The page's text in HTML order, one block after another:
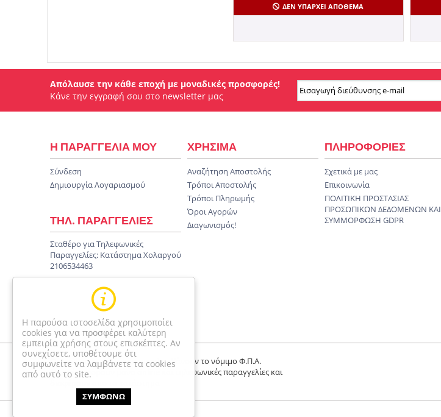
Η παρούσα ιστοσελίδα χρησιμοποίει
cookies για να προσφέρει καλύτερη
εμπειρία χρήσης στους επισκέπτες. Αν
συνεχίσετε, υποθέτουμε ότι
συμφωνείτε να λαμβάνετε τα cookies
από αυτό το site.
ΣΥΜΦΩΝΩ
ΔΕΝ ΥΠΆΡΧΕΙ ΑΠΌΘΕΜΑ
Απόλαυσε την κάθε εποχή με μοναδικές προσφορές!
Κάνε την εγγραφή σου στο newsletter μας
Η ΠΑΡΑΓΓΕΛΙΑ ΜΟΥ
Σύνδεση
Δημιουργία Λογαριασμού
ΤΗΛ. ΠΑΡΑΓΓΕΛΙΕΣ
Σταθέρο για Τηλεφωνικές
Παραγγελίες: Κατάστημα Χολαργού
2106534463
ΧΡΗΣΙΜΑ
Αναζήτηση Αποστολής
Τρόποι Αποστολής
Τρόποι Πληρωμής
Όροι Αγορών
Διαγωνισμός!
ΠΛΗΡΟΦΟΡΙΕΣ
Σχετικά με μας
Επικοινωνία
ΠΟΛΙΤΙΚΗ ΠΡΟΣΤΑΣΙΑΣ
ΠΡΟΣΩΠΙΚΩΝ ΔΕΔΟΜΕΝΩΝ KAI
ΣΥΜΜΟΡΦΩΣΗ GDPR
Οι τιμές είναι τελικές και περιλαμβάνουν το νόμιμο Φ.Π.Α.
Οι τιμές αφορούν μόνο online και τηλεφωνικές παραγγελίες και